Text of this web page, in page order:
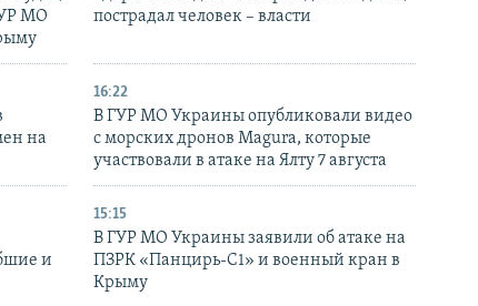
МО
пострадал человек – власти
на
16:22
В ГУР МО Украины опубликовали видео
с морских дронов Magura, которые
участвовали в атаке на Ялту 7 августа
и
15:15
В ГУР МО Украины заявили об атаке на
ПЗРК «Панцирь-С1» и военный кран в
Крыму